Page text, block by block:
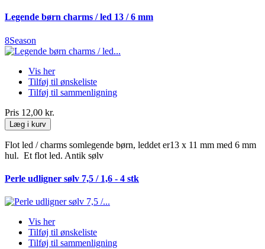
Legende børn charms / led 13 / 6 mm
8Season
Vis her
Tilføj til ønskeliste
Tilføj til sammenligning
Pris 12,00 kr.
Læg i kurv
Flot led / charms somlegende børn, leddet er13 x 11 mm med 6 mm
hul. Et flot led. Antik sølv
Perle udligner sølv 7,5 / 1,6 - 4 stk
Vis her
Tilføj til ønskeliste
Tilføj til sammenligning